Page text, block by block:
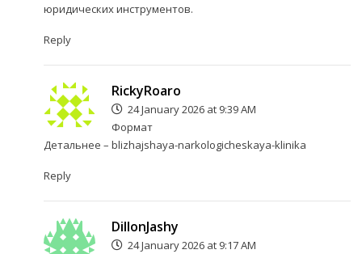
юридических инструментов.
Reply
RickyRoaro
24 January 2026 at 9:39 AM
Формат
Детальнее – blizhajshaya-narkologicheskaya-klinika
Reply
DillonJashy
24 January 2026 at 9:17 AM